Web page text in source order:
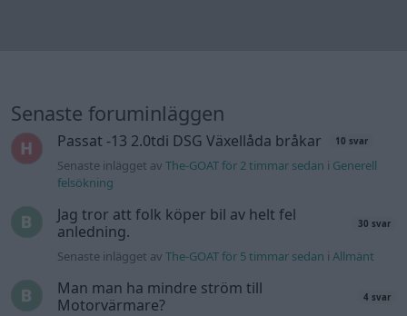
Senaste foruminläggen
Passat -13 2.0tdi DSG Växellåda bråkar 10 svar
Senaste inlägget avThe-GOAT för 2 timmar sedan i Generell
felsökning
Jag tror att folk köper bil av helt fel
anledning.
30 svar
Senaste inlägget avThe-GOAT för 5 timmar sedan iAllmänt
Man man ha mindre ström till
Motorvärmare?
4 svar